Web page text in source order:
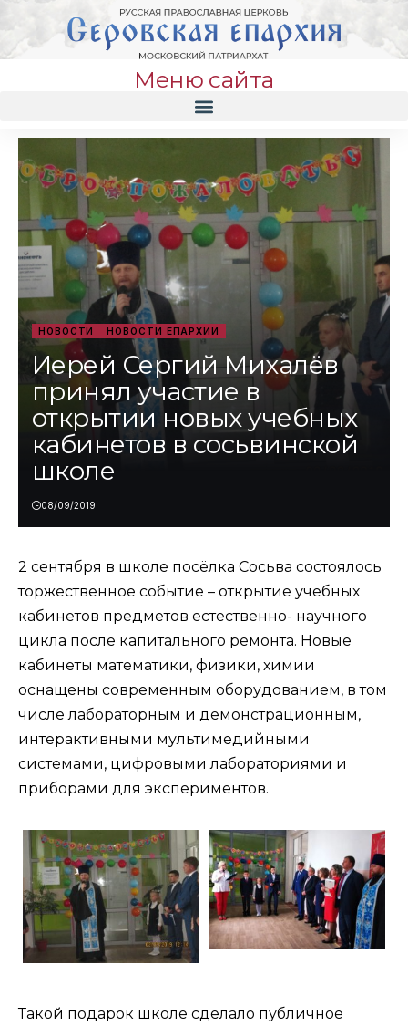
Меню сайта
НОВОСТИ НОВОСТИ ЕПАРХИИ
Иерей Сергий Михалёв
принял участие в
открытии новых учебных
кабинетов в сосьвинской
школе
08/09/2019
2 сентября в школе посёлка Сосьва состоялось
торжественное событие – открытие учебных
кабинетов предметов естественно- научного
цикла после капитального ремонта. Новые
кабинеты математики, физики, химии
оснащены современным оборудованием, в том
числе лабораторным и демонстрационным,
интерактивными мультимедийными
системами, цифровыми лабораториями и
приборами для экспериментов.
Такой подарок школе сделало публичное